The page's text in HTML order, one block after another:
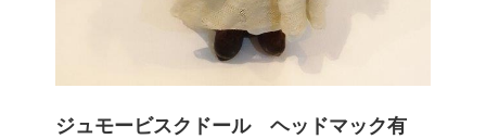
ジュモービスクドール ヘッドマック有